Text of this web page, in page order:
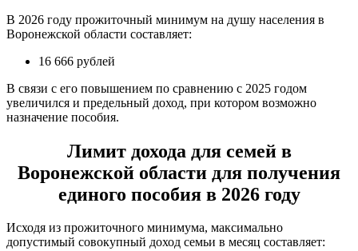
В 2026 году прожиточный минимум на душу населения в
Воронежской области составляет:
16 666 рублей
В связи с его повышением по сравнению с 2025 годом
увеличился и предельный доход, при котором возможно
назначение пособия.
Лимит дохода для семей в
Воронежской области для получения
единого пособия в 2026 году
Исходя из прожиточного минимума, максимально
допустимый совокупный доход семьи в месяц составляет: